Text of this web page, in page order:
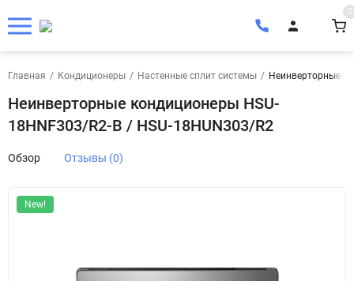
0
Главная / Кондиционеры / Настенные сплит системы / Неинверторные
Неинверторные кондиционеры HSU-
18HNF303/R2-B / HSU-18HUN303/R2
Обзор Отзывы (0)
New!